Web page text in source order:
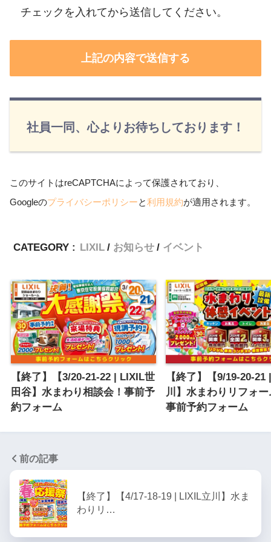
チェックを入れてから送信してください。
社員一同、心よりお待ちしております！
このサイトはreCAPTCHAによって保護されており、
Googleのプライバシーポリシーと利用規約が適用されます。
CATEGORY : LIXIL お知らせ イベント
【終了】【3/20-21-22 | LIXIL世
田谷】水まわり相談会！事前予
約フォーム
【終了】【9/19-20-
川】水まわりリフォ
事前予約フォーム
前の記事
【終了】【4/17-18-19 | LIXIL立川】水ま
わりリ…